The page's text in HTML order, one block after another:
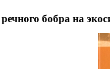
бобра на